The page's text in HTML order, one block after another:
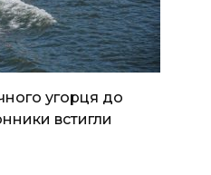
угорця до
встигли